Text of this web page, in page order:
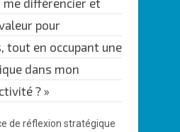
me différencier et
pour
tout en occupant une
dans mon
? »
de réflexion stratégique